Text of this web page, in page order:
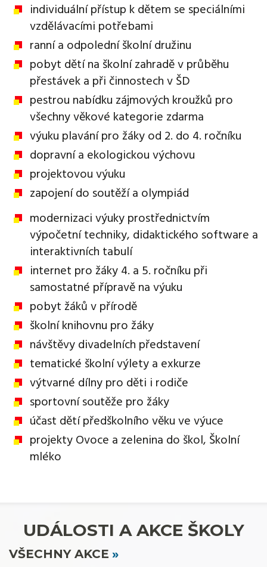
individuální přístup k dětem se speciálními
vzdělávacími potřebami
ranní a odpolední školní družinu
pobyt dětí na školní zahradě v průběhu
přestávek a při činnostech v ŠD
pestrou nabídku zájmových kroužků pro
všechny věkové kategorie zdarma
výuku plavání pro žáky od 2. do 4. ročníku
dopravní a ekologickou výchovu
projektovou výuku
zapojení do soutěží a olympiád
modernizaci výuky prostřednictvím
výpočetní techniky, didaktického software a
interaktivních tabulí
internet pro žáky 4. a 5. ročníku při
samostatné přípravě na výuku
pobyt žáků v přírodě
školní knihovnu pro žáky
návštěvy divadelních představení
tematické školní výlety a exkurze
výtvarné dílny pro děti i rodiče
sportovní soutěže pro žáky
účast dětí předškolního věku ve výuce
projekty Ovoce a zelenina do škol, Školní
mléko
UDÁLOSTI A AKCE ŠKOLY
VŠECHNY AKCE